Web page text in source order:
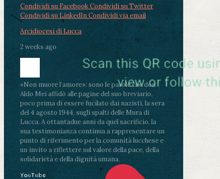
Condividi su FacebookCondividi su Twitter
Condividi su LinkedInCondividi via email
Arcidiocesi di Lucca
2 weeks ago
«Non muore l’amore»: sono le parole che don
Aldo Mei affidò alle pagine del suo breviario,
poco prima di essere fucilato dai nazisti, la sera
del 4 agosto 1944, sugli spalti delle Mura di
Lucca. A ottantadue anni da quel sacrificio, la
sua testimonianza continua a rappresentare un
punto di riferimento per la comunità lucchese e
un invito a riflettere sul valore della pace, della
solidarietà e della dignità umana.
YouTube